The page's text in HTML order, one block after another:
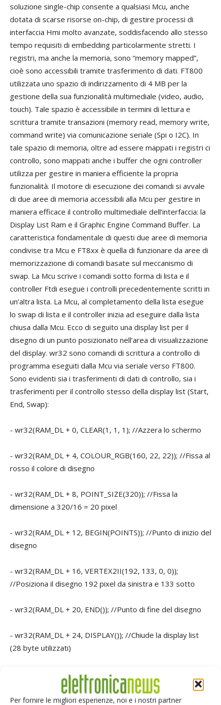
Per fornire le migliori esperienze, noi e i nostri partner
soluzione single-chip consente a qualsiasi Mcu, anche
dotata di scarse risorse on-chip, di gestire processi di
interfaccia Hmi molto avanzate, soddisfacendo allo stesso
tempo requisiti di embedding particolarmente stretti. I
registri, ma anche la memoria, sono “memory mapped”,
cioè sono accessibili tramite trasferimento di dati. FT800
utilizzata uno spazio di indirizzamento di 4 MB per la
gestione della sua funzionalità multimediale (video, audio,
touch). Tale spazio è accessibile in termini di lettura e
scrittura tramite transazioni (memory read, memory write,
command write) via comunicazione seriale (Spi o I2C). In
tale spazio di memoria, oltre ad essere mappati i registri ci
controllo, sono mappati anche i buffer che ogni controller
utilizza per gestire in maniera efficiente la propria
funzionalità. Il motore di esecuzione dei comandi si avvale
di due aree di memoria accessibili alla Mcu per gestire in
maniera efficace il controllo multimediale dell’interfaccia: la
Display List Ram e il Graphic Engine Command Buffer. La
caratteristica fondamentale di questi due aree di memoria
condivise tra Mcu e FT8xx è quella di funzionare da aree di
memorizzazione di comandi basate sul meccanismo di
swap. La Mcu scrive i comandi sotto forma di lista e il
controller Ftdi esegue i controlli precedentemente scritti in
un’altra lista. La Mcu, al completamento della lista esegue
lo swap di lista e il controller inizia ad eseguire dalla lista
chiusa dalla Mcu. Ecco di seguito una display list per il
disegno di un punto posizionato nell’area di visualizzazione
del display. wr32 sono comandi di scrittura a controllo di
programma eseguiti dalla Mcu via seriale verso FT800.
Sono evidenti sia i trasferimenti di dati di controllo, sia i
trasferimenti per il controllo stesso della display list (Start,
End, Swap):
- wr32(RAM_DL + 0, CLEAR(1, 1, 1); //Azzera lo schermo
- wr32(RAM_DL + 4, COLOUR_RGB(160, 22, 22)); //Fissa al
rosso il colore di disegno
- wr32(RAM_DL + 8, POINT_SIZE(320)); //Fissa la
dimensione a 320/16 = 20 pixel
- wr32(RAM_DL + 12, BEGIN(POINTS)); //Punto di inizio del
disegno
- wr32(RAM_DL + 16, VERTEX2II(192, 133, 0, 0));
//Posiziona il disegno 192 pixel da sinistra e 133 sotto
- wr32(RAM_DL + 20, END()); //Punto di fine del disegno
- wr32(RAM_DL + 24, DISPLAY()); //Chiude la display list
(28 byte utilizzati)
- wr32(REG_DLSWAP, SWAP_FRAME); //Rende attiva la
display list per essere visualizzata al frame successivo